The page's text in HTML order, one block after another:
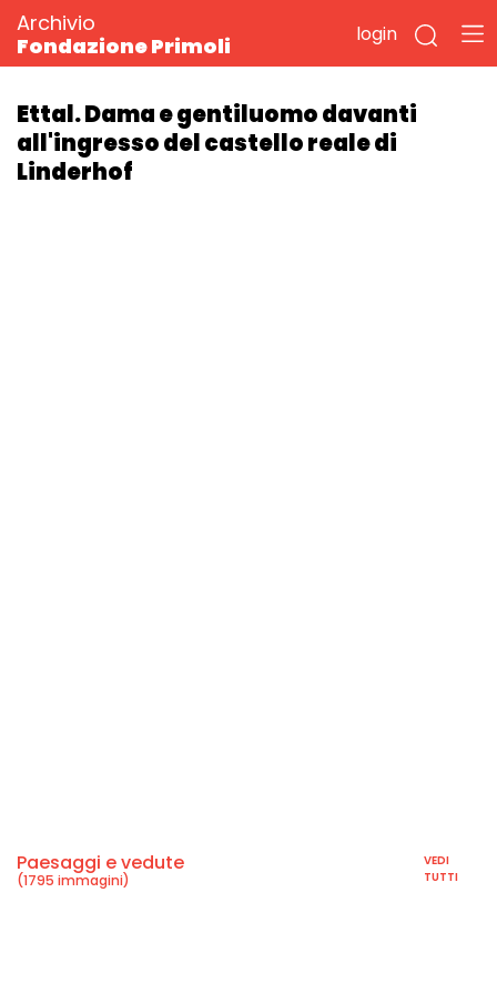
Archivio
Fondazione Primoli
login
Ettal. Dama e gentiluomo davanti
all'ingresso del castello reale di
Linderhof
Paesaggi e vedute
(1795 immagini)
VEDI
TUTTI